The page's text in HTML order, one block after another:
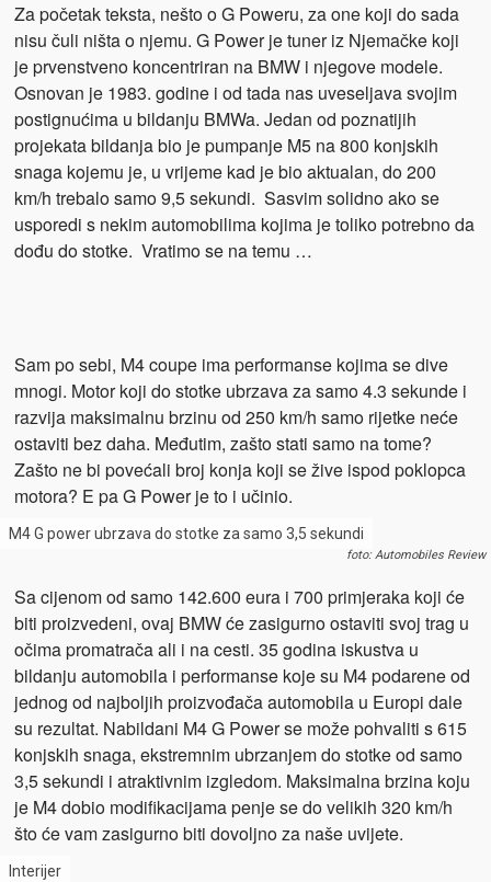
Za početak teksta, nešto o G Poweru, za one koji do sada
nisu čuli ništa o njemu. G Power je tuner iz Njemačke koji
je prvenstveno koncentriran na BMW i njegove modele.
Osnovan je 1983. godine i od tada nas uveseljava svojim
postignućima u bildanju BMWa. Jedan od poznatijih
projekata bildanja bio je pumpanje M5 na 800 konjskih
snaga kojemu je, u vrijeme kad je bio aktualan, do 200
km/h trebalo samo 9,5 sekundi. Sasvim solidno ako se
usporedi s nekim automobilima kojima je toliko potrebno da
dođu do stotke. Vratimo se na temu …
Sam po sebi, M4 coupe ima performanse kojima se dive
mnogi. Motor koji do stotke ubrzava za samo 4.3 sekunde i
razvija maksimalnu brzinu od 250 km/h samo rijetke neće
ostaviti bez daha. Međutim, zašto stati samo na tome?
Zašto ne bi povećali broj konja koji se žive ispod poklopca
motora? E pa G Power je to i učinio.
M4 G power ubrzava do stotke za samo 3,5 sekundi
foto: Automobiles Review
Sa cijenom od samo 142.600 eura i 700 primjeraka koji će
biti proizvedeni, ovaj BMW će zasigurno ostaviti svoj trag u
očima promatrača ali i na cesti. 35 godina iskustva u
bildanju automobila i performanse koje su M4 podarene od
jednog od najboljih proizvođača automobila u Europi dale
su rezultat. Nabildani M4 G Power se može pohvaliti s 615
konjskih snaga, ekstremnim ubrzanjem do stotke od samo
3,5 sekundi i atraktivnim izgledom. Maksimalna brzina koju
je M4 dobio modifikacijama penje se do velikih 320 km/h
što će vam zasigurno biti dovoljno za naše uvijete.
Interijer